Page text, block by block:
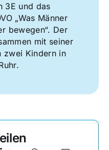
3E und das
„Was Männer
bewegen“. Der
mit seiner
zwei Kindern in